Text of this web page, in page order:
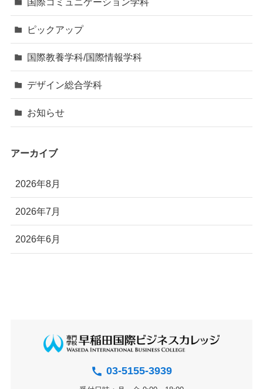
ピックアップ
国際教養学科/国際情報学科
デザイン総合学科
お知らせ
アーカイブ
2026年8月
2026年7月
2026年6月
03-5155-3939